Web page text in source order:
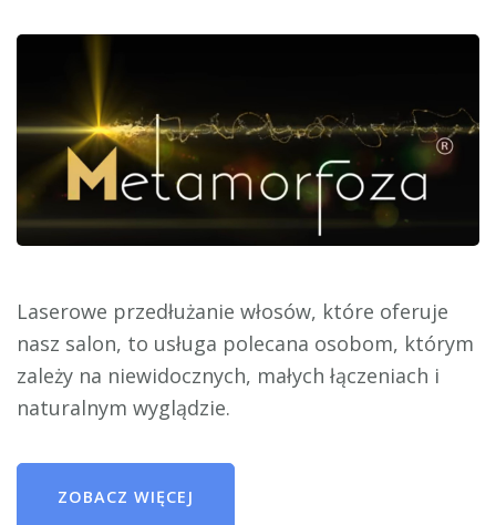
Laserowe przedłużanie włosów, które oferuje
nasz salon, to usługa polecana osobom, którym
zależy na niewidocznych, małych łączeniach i
naturalnym wyglądzie.
ZOBACZ WIĘCEJ